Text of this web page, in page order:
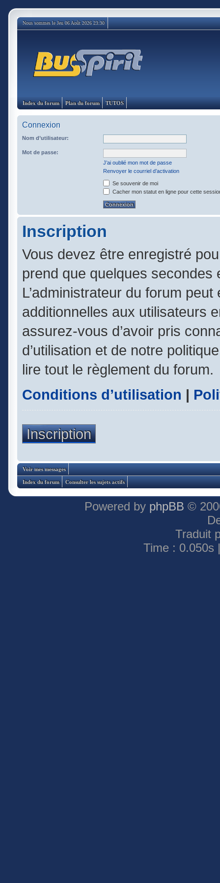
Nous sommes le Jeu 06 Août 2026 23:30
Index du forum Plan du forum TUTOS
Connexion
Nom d’utilisateur:
Mot de passe:
J’ai oublié mon mot de passe
Renvoyer le courriel d’activation
Se souvenir de moi
Cacher mon statut en ligne pour cette
Inscription
Vous devez être enregistré
prend que quelques
L’administrateur du forum
additionnelles aux utilisateurs
assurez-vous d’avoir pris
d’utilisation et de notre
lire tout le règlement du forum.
Conditions d’utilisation |
Inscription
Voir mes messages
Index du forum Consulter les sujets actifs
Powered by phpBB ©
Traduit
Time : 0.050s